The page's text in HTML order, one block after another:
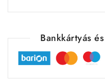
Bankkártyás